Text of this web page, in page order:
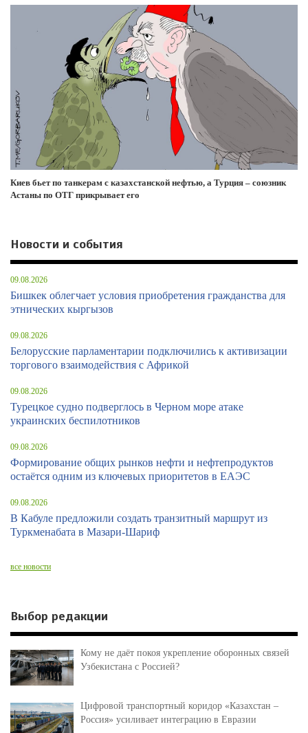
Киев бьет по танкерам с казахстанской нефтью, а Турция – союзник
Астаны по ОТГ прикрывает его
Новости и события
09.08.2026
Бишкек облегчает условия приобретения гражданства для
этнических кыргызов
09.08.2026
Белорусские парламентарии подключились к активизации
торгового взаимодействия с Африкой
09.08.2026
Турецкое судно подверглось в Черном море атаке
украинских беспилотников
09.08.2026
Формирование общих рынков нефти и нефтепродуктов
остаётся одним из ключевых приоритетов в ЕАЭС
09.08.2026
В Кабуле предложили создать транзитный маршрут из
Туркменабата в Мазари-Шариф
все новости
Выбор редакции
Кому не даёт покоя укрепление оборонных связей
Узбекистана с Россией?
Цифровой транспортный коридор «Казахстан –
Россия» усиливает интеграцию в Евразии